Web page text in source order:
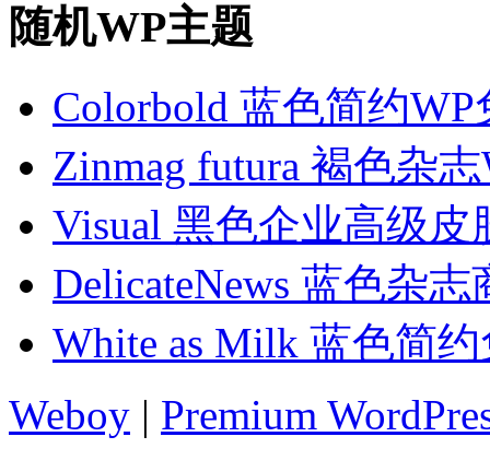
随机WP主题
Colorbold 蓝色简约
Zinmag futura 褐色杂
Visual 黑色企业高级皮
DelicateNews 蓝色杂
White as Milk 蓝色简
Weboy | Premium